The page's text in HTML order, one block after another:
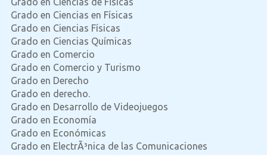
Grado en Ciencias en Físicas
Grado en Ciencias Físicas
Grado en Ciencias Químicas
Grado en Comercio
Grado en Comercio y Turismo
Grado en Derecho
Grado en derecho.
Grado en Desarrollo de Videojuegos
Grado en Economía
Grado en Económicas
Grado en ElectrÃ³nica de las Comunicaciones